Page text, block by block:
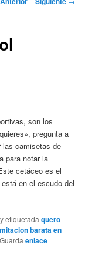
son los
pregunta a
las camisetas de
para notar la
cetáceo es el
en el escudo del
y etiquetadaquero
barata en
enlace